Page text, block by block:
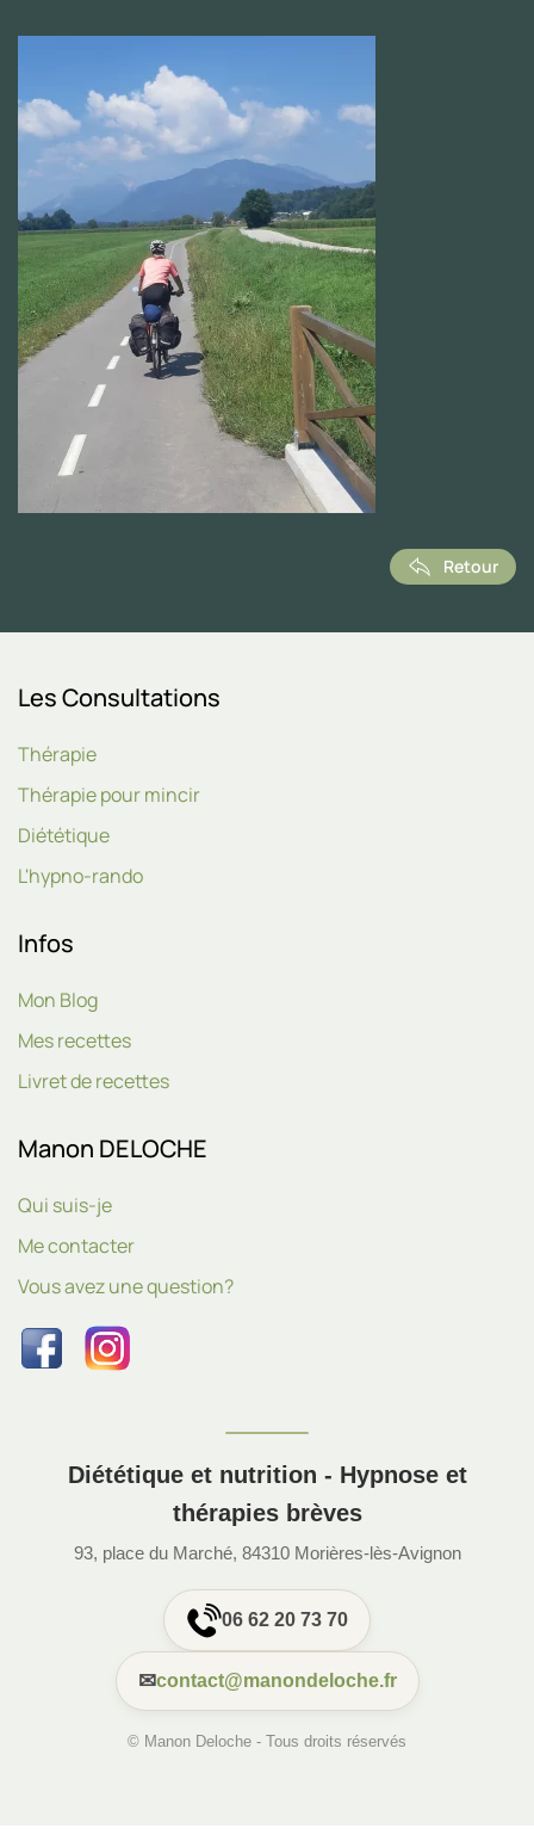
Retour
Les Consultations
Thérapie
Thérapie pour mincir
Diététique
L'hypno-rando
Infos
Mon Blog
Mes recettes
Livret de recettes
Manon DELOCHE
Qui suis-je
Me contacter
Vous avez une question?
Diététique et nutrition - Hypnose et
thérapies brèves
93, place du Marché, 84310 Morières-lès-Avignon
06 62 20 73 70
✉contact@manondeloche.fr
© Manon Deloche - Tous droits réservés